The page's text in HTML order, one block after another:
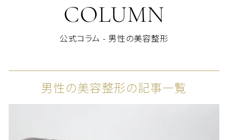
COLUMN
公式コラム - 男性の美容整形
男性の美容整形の記事一覧